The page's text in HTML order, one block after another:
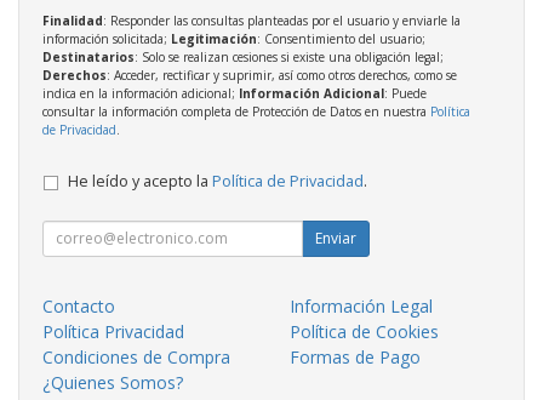
Finalidad: Responder las consultas planteadas por el usuario y enviarle la
información solicitada; Legitimación: Consentimiento del usuario;
Destinatarios: Solo se realizan cesiones si existe una obligación legal;
Derechos: Acceder, rectificar y suprimir, así como otros derechos, como se
indica en la información adicional; Información Adicional: Puede
consultar la información completa de Protección de Datos en nuestra Política
de Privacidad
He leído y acepto la Política de Privacidad.
Enviar
Contacto
Información Legal
Política Privacidad
Política de Cookies
Condiciones de Compra
Formas de Pago
¿Quienes Somos?